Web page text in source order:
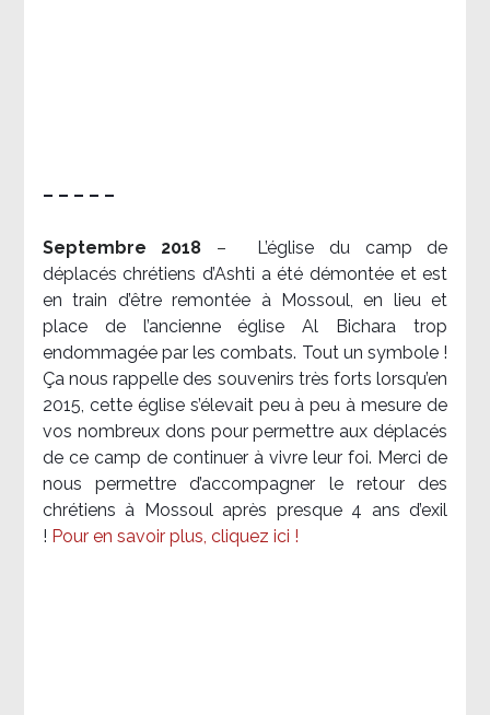
– – – – –
Septembre 2018 –
L’église du camp de
déplacés chrétiens d’Ashti a été démontée et est
en train d’être remontée à Mossoul, en lieu et
place de l’ancienne église Al Bichara trop
endommagée par les combats. Tout un symbole !
Ça nous rappelle des souvenirs très forts lorsqu’en
2015, cette église s’élevait peu à peu à mesure de
vos nombreux dons pour permettre aux déplacés
de ce camp de continuer à vivre leur foi. Merci de
nous permettre d’accompagner le retour des
chrétiens à Mossoul après presque 4 ans d’exil
! Pour en savoir plus, cliquez ici !